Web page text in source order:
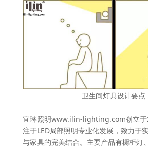
卫生间灯具设计要点
宜琳照明www.ilin-lighting.com创立于
注于LED局部照明专业化发展，致力于
与家具的完美结合。主要产品有橱柜灯